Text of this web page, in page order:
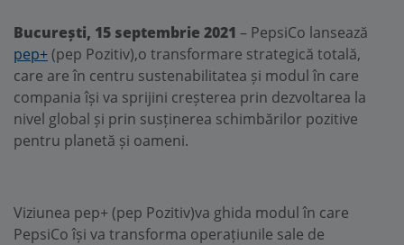
București, 15 septembrie 2021 – PepsiCo lansează
pep+(pep Pozitiv),o transformare strategică totală,
care are în centru sustenabilitatea și modul în care
compania își va sprijini creșterea prin dezvoltarea la
nivel global și prin susținerea schimbărilor pozitive
pentru planetă și oameni.
Viziunea pep+ (pep Pozitiv)va ghida modul în care
PepsiCo își va transforma operațiunile sale de